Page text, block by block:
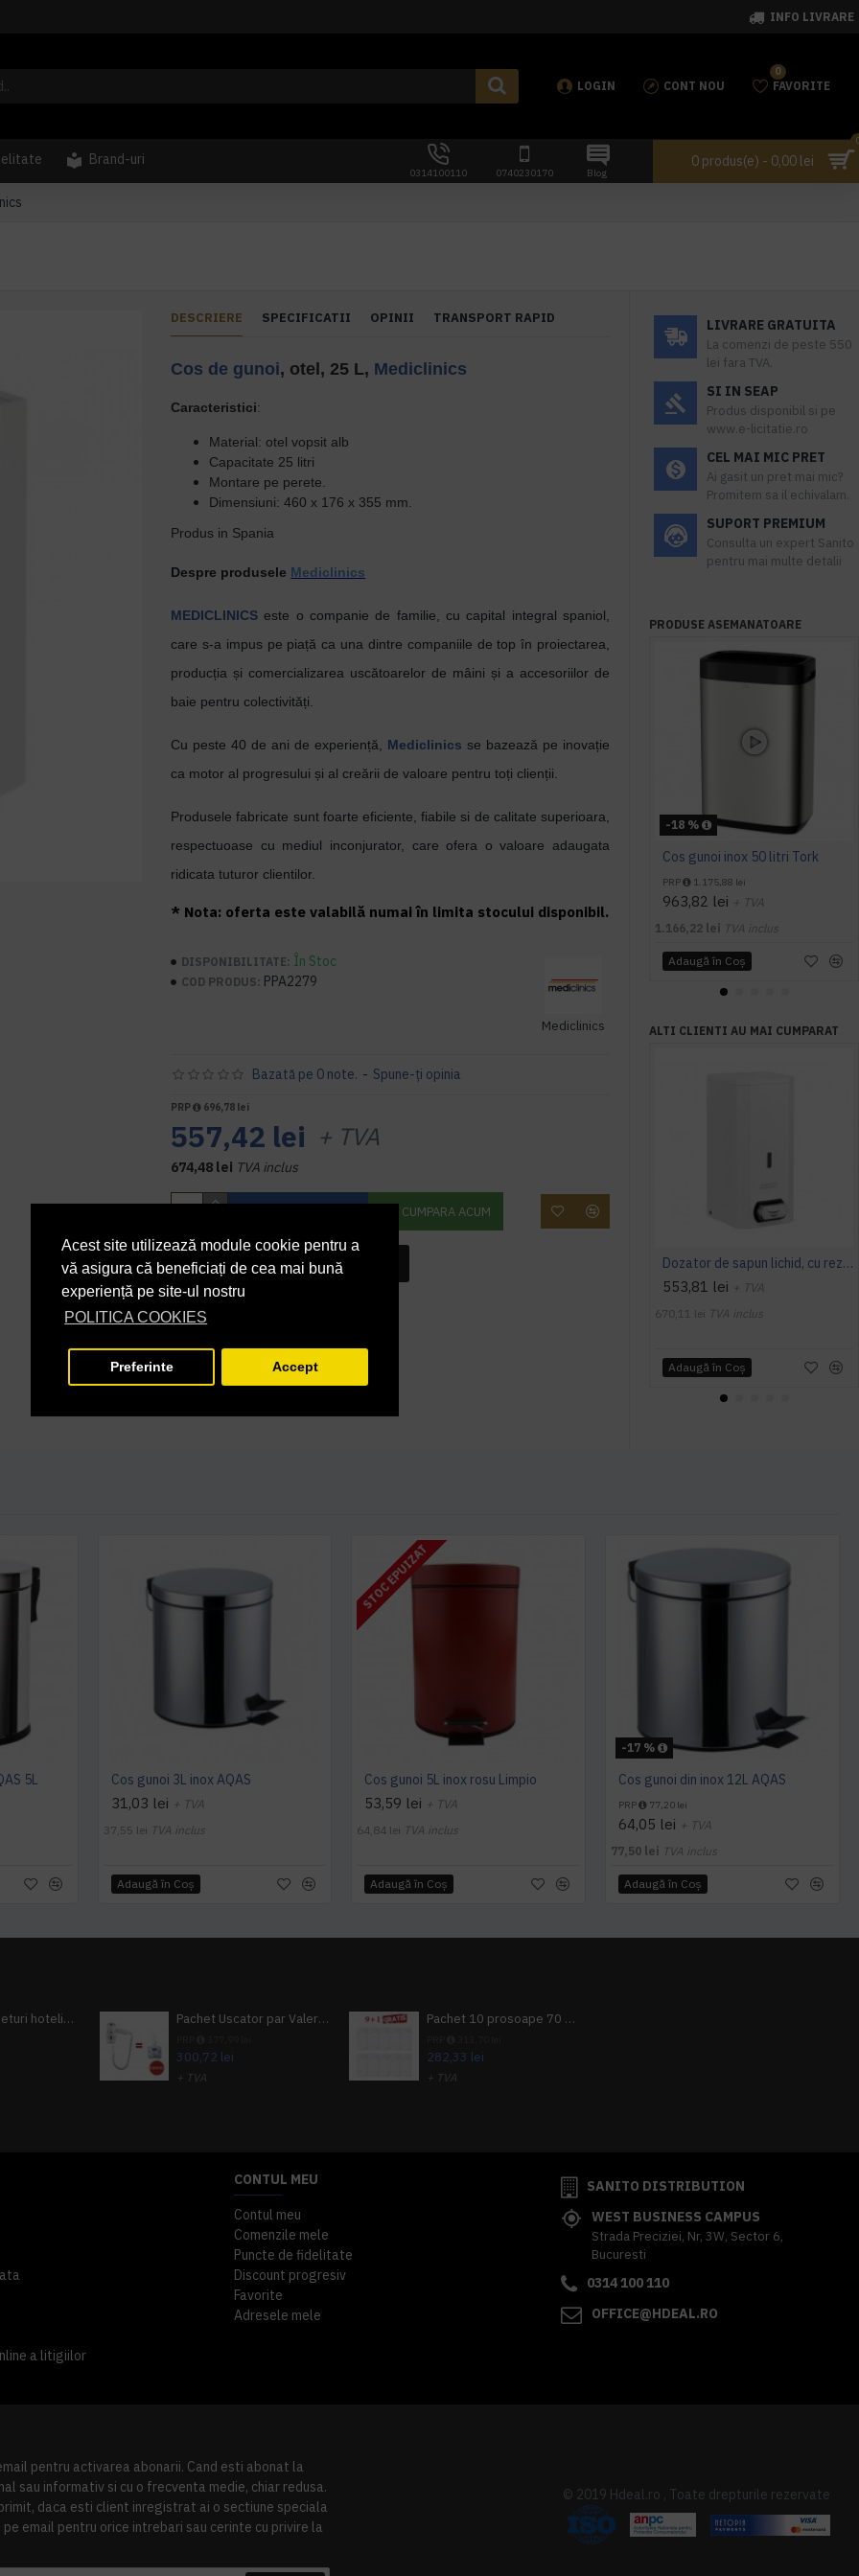
Acest site utilizează module cookie pentru a
vă asigura că beneficiați de cea mai bună
experiență pe site-ul nostru
POLITICA COOKIES
Preferinte Accept
INFO LIVRARE
LOGIN CONT NOU FAVORITE
0
Brand-uri
0314100110 0740230170 Blog
0 produs(e) - 0,00 lei
DESCRIERE SPECIFICATII OPINII TRANSPORT RAPID
Cos de gunoi, otel, 25 L, Mediclinics
Caracteristici:
Material: otel vopsit alb
Capacitate 25 litri
Montare pe perete.
Dimensiuni: 460 x 176 x 355 mm.
Produs in Spania
Despre produsele Mediclinics
MEDICLINICS este o companie de familie, cu capital integral spaniol,
care s-a impus pe piață ca una dintre companiile de top în proiectarea,
producția și comercializarea uscătoarelor de mâini și a accesoriilor de
baie pentru colectivități.
Cu peste 40 de ani de experiență, Mediclinics se bazează pe inovație
ca motor al progresului și al creării de valoare pentru toți clienții.
Produsele fabricate sunt foarte eficiente, fiabile si de calitate superioara,
respectuoase cu mediul inconjurator, care ofera o valoare adaugata
ridicata tuturor clientilor.
* Nota: oferta este valabilă numai în limita stocului disponibil.
DISPONIBILITATE: În Stoc
COD PRODUS: PPA2279
Mediclinics
Bazată pe 0 note. - Spune-ţi opinia
PRP 696,78 lei
557,42 lei + TVA
674,48 lei TVA inclus
CUMPARA ACUM
INTREABA DESPRE ACEST PRODUS
LIVRARE GRATUITA
La comenzi de peste 550
lei fara TVA.
SI IN SEAP
Produs disponibil si pe
www.e-licitatie.ro
CEL MAI MIC PRET
Ai gasit un pret mai mic?
Promitem sa il echivalam.
SUPORT PREMIUM
Consulta un expert Sanito
pentru mai multe detalii
PRODUSE ASEMANATOARE
-18 %
Cos gunoi inox 50 litri Tork
PRP 1.175,88 lei
963,82 lei + TVA
1.166,22 lei TVA inclus
Adaugă în Coş
ALTI CLIENTI AU MAI CUMPARAT
Dozator de sapun lichid, cu rezervor reincarcabil, inox vopsit alb, Mediclinics
553,81 lei + TVA
670,11 lei TVA inclus
Adaugă în Coş
5L Cos gunoi 3L inox AQAS
31,03 lei + TVA
37,55 lei TVA inclus
Adaugă în Coş
STOC EPUIZAT
Cos gunoi 5L inox rosu Limpio
53,59 lei + TVA
64,84 lei TVA inclus
Adaugă în Coş
-17 %
Cos gunoi din inox 12L AQAS
PRP 77,20 lei
64,05 lei + TVA
77,50 lei TVA inclus
Adaugă în Coş
Pachet 100 seturi hoteliere, set dentar, set barbierit, casca de dus, pila unghii, set cusut Pachet Uscator par Valera Action Super Plus + GRATUIT Sampon si gel de dus Tork
300,72 lei
+ TVA
Pachet 10 prosoape 70 x 140cm 9 + 1 gratuit
282,33 lei
+ TVA
a litigiilor
CONTUL MEU
Contul meu
Comenzile mele
Puncte de fidelitate
Discount progresiv
Favorite
Adresele mele
SANITO DISTRIBUTION
WEST BUSINESS CAMPUS
Strada Preciziei, Nr, 3W, Sector 6,
Bucuresti
0314 100 110
OFFICE@HDEAL.RO
pentru activarea abonarii. Cand esti abonat la
sau informativ si cu o frecventa medie, chiar redusa.
daca esti client inregistrat ai o sectiune speciala
email pentru orice intrebari sau cerinte cu privire la
© 2019 Hdeal.ro , Toate drepturile rezervate